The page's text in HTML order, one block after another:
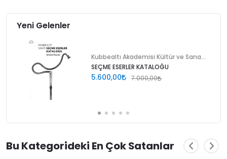
Yeni Gelenler
SEÇME ESERLER KATALOĞU
5.600,00 7.000,00
Bu Kategorideki En Çok Satanlar